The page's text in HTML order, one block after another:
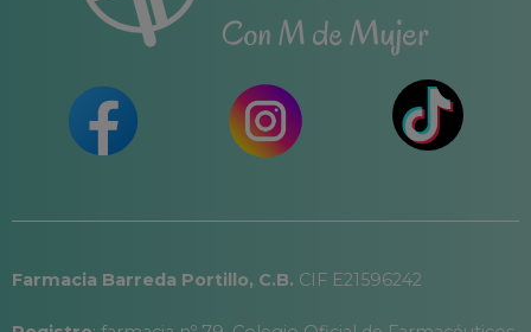
Farmacia Barreda Portillo, C.B. CIF E21596242